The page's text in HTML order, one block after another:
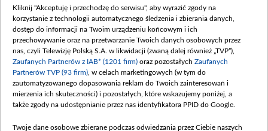
Procedura zgłoszeń wewnętrznych
Kliknij "Akceptuję i przechodzę do serwisu", aby wyrazić zgody na
korzystanie z technologii automatycznego śledzenia i zbierania danych,
dostęp do informacji na Twoim urządzeniu końcowym i ich
przechowywanie oraz na przetwarzanie Twoich danych osobowych przez
nas, czyli Telewizję Polską S.A. w likwidacji (zwaną dalej również „TVP”),
Zaufanych Partnerów z IAB* (1201 firm) oraz pozostałych Zaufanych
Partnerów TVP (93 firm) , w celach marketingowych (w tym do
zautomatyzowanego dopasowania reklam do Twoich zainteresowań i
mierzenia ich skuteczności) i pozostałych, które wskazujemy poniżej, a
także zgody na udostępnianie przez nas identyfikatora PPID do Google.
Twoje dane osobowe zbierane podczas odwiedzania przez Ciebie naszych